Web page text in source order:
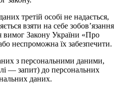
третій особі не надається,
взяти на себе зобов’язання
вимог Закону України «Про
неспроможна їх забезпечити.
з персональними даними,
— запит) до персональних
даних.